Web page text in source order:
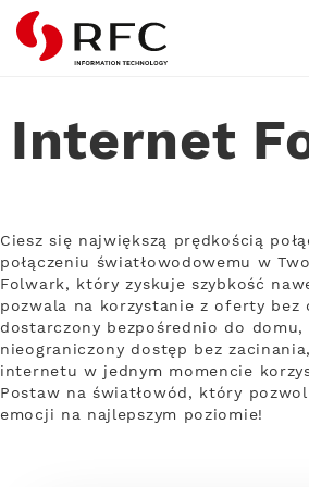
RFC
Internet
Ciesz się największą prędkością
połączeniu światłowodowemu w
Folwark, który zyskuje szybkość
pozwala na korzystanie z oferty bez
dostarczony bezpośrednio do domu,
nieograniczony dostęp bez
internetu w jednym momencie
Postaw na światłowód, który
emocji na najlepszym poziomie!